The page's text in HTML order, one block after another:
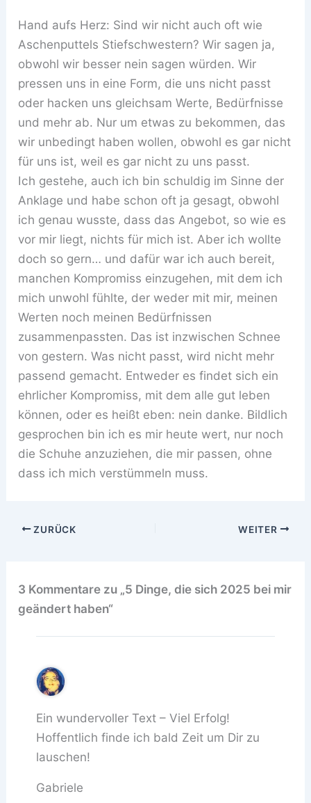
Hand aufs Herz: Sind wir nicht auch oft wie
Aschenputtels Stiefschwestern? Wir sagen ja,
obwohl wir besser nein sagen würden. Wir
pressen uns in eine Form, die uns nicht passt
oder hacken uns gleichsam Werte, Bedürfnisse
und mehr ab. Nur um etwas zu bekommen, das
wir unbedingt haben wollen, obwohl es gar nicht
für uns ist, weil es gar nicht zu uns passt.
Ich gestehe, auch ich bin schuldig im Sinne der
Anklage und habe schon oft ja gesagt, obwohl
ich genau wusste, dass das Angebot, so wie es
vor mir liegt, nichts für mich ist. Aber ich wollte
doch so gern… und dafür war ich auch bereit,
manchen Kompromiss einzugehen, mit dem ich
mich unwohl fühlte, der weder mit mir, meinen
Werten noch meinen Bedürfnissen
zusammenpassten. Das ist inzwischen Schnee
von gestern. Was nicht passt, wird nicht mehr
passend gemacht. Entweder es findet sich ein
ehrlicher Kompromiss, mit dem alle gut leben
können, oder es heißt eben: nein danke. Bildlich
gesprochen bin ich es mir heute wert, nur noch
die Schuhe anzuziehen, die mir passen, ohne
dass ich mich verstümmeln muss.
ZURÜCK WEITER
3 Kommentare zu „5 Dinge, die sich 2025 bei mir
geändert haben“
Ein wundervoller Text – Viel Erfolg!
Hoffentlich finde ich bald Zeit um Dir zu
lauschen!
Gabriele